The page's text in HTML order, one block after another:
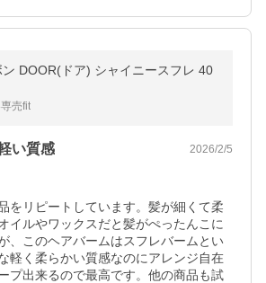
ン DOOR(ドア) シャイニースフレ 40
売fit
い質感 2026/2/5
をリピートしています。髪が細くて柔
イルやワックスだと髪がぺったんこに
、このヘアバームはスフレバームとい
軽く柔らかい質感なのにアレンジ自在
プ出来るので最高です。他の商品も試